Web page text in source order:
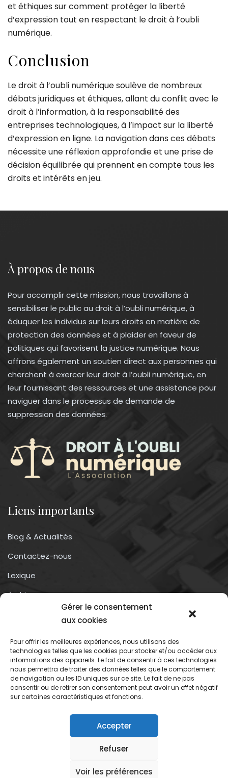
Gérer le consentement
aux cookies
Pour offrir les meilleures expériences, nous utilisons des
technologies telles que les cookies pour stocker et/ou accéder aux
informations des appareils. Le fait de consentir à ces technologies
nous permettra de traiter des données telles que le comportement
de navigation ou les ID uniques sur ce site. Le fait de ne pas
consentir ou de retirer son consentement peut avoir un effet négatif
sur certaines caractéristiques et fonctions.
Accepter
Refuser
Voir les préférences
et éthiques sur comment protéger la liberté
d’expression tout en respectant le droit à l’oubli
numérique.
Conclusion
Le droit à l’oubli numérique soulève de nombreux
débats juridiques et éthiques, allant du conflit avec le
droit à l’information, à la responsabilité des
entreprises technologiques, à l’impact sur la liberté
d’expression en ligne. La navigation dans ces débats
nécessite une réflexion approfondie et une prise de
décision équilibrée qui prennent en compte tous les
droits et intérêts en jeu.
À propos de nous
Pour accomplir cette mission, nous travaillons à
sensibiliser le public au droit à l’oubli numérique, à
éduquer les individus sur leurs droits en matière de
protection des données et à plaider en faveur de
politiques qui favorisent la justice numérique. Nous
offrons également un soutien direct aux personnes qui
cherchent à exercer leur droit à l’oubli numérique, en
leur fournissant des ressources et une assistance pour
naviguer dans le processus de demande de
suppression des données.
Liens importants
Blog & Actualités
Contactez-nous
Lexique
Archives
Contactez-nous
Association du droit a l’oubli numérique
13 rue trigance
13002 – Marseille